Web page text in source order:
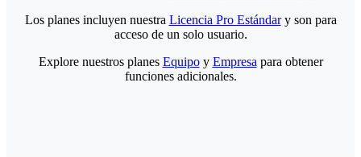
Los planes incluyen nuestra Licencia Pro Estándary son para
acceso de un solo usuario.
Explore nuestros planes Equipoy Empresa para obtener
funciones adicionales.